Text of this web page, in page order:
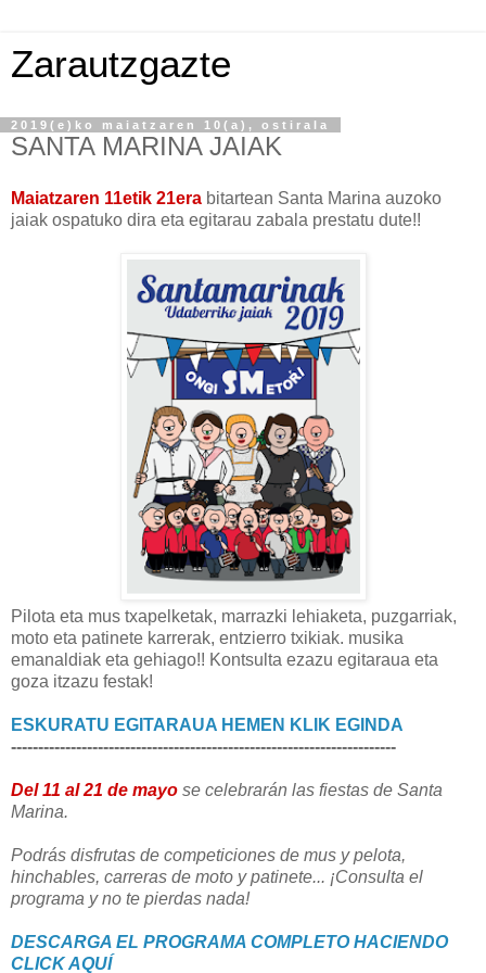
Zarautzgazte
2019(e)ko maiatzaren 10(a), ostirala
SANTA MARINA JAIAK
Maiatzaren 11etik 21era bitartean Santa Marina auzoko
jaiak ospatuko dira eta egitarau zabala prestatu dute!!
Pilota eta mus txapelketak, marrazki lehiaketa, puzgarriak,
moto eta patinete karrerak, entzierro txikiak. musika
emanaldiak eta gehiago!! Kontsulta ezazu egitaraua eta
goza itzazu festak!
ESKURATU EGITARAUA HEMEN KLIK EGINDA
-----------------------------------------------------------------------
Del 11 al 21 de mayo se celebrarán las fiestas de Santa
Marina.
Podrás disfrutas de competiciones de mus y pelota,
hinchables, carreras de moto y patinete... ¡Consulta el
programa y no te pierdas nada!
DESCARGA EL PROGRAMA COMPLETO HACIENDO
CLICK AQUÍ